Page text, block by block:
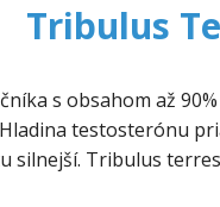
Tribulus
s obsahom až
testosterónu
Tribulus